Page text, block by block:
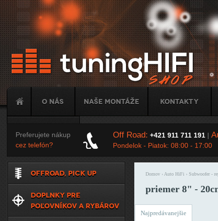
O nás Naše montáže Kontakty
Tuning
Preferujete nákup
cez telefón?
Off Road: +421 911 711 191|
Pondelok - Piatok: 08:00 - 17:00
Domov› Auto HiFi › Subwoofer -
priemer 8" -
Najpredávanejšie
OFFROAD, PICK UP
DOPLNKY PRE
POĽOVNÍKOV A RYBÁROV